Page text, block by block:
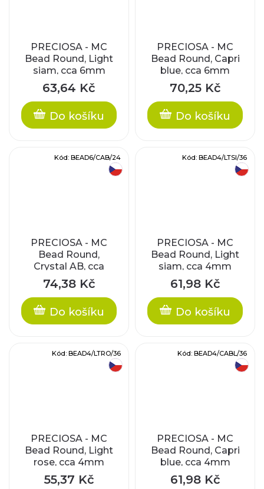
PRECIOSA - MC
Bead Round, Light
siam, cca 6mm
63,64 Kč
Do košíku
PRECIOSA - MC
Bead Round, Capri
blue, cca 6mm
70,25 Kč
Do košíku
PRECIOSA - MC
Bead Round,
Crystal AB, cca
6mm
74,38 Kč
Do košíku
Kód: BEAD6/CAB/24
PRECIOSA - MC
Bead Round, Light
siam, cca 4mm
61,98 Kč
Do košíku
Kód: BEAD4/LTSI/36
PRECIOSA - MC
Bead Round, Light
rose, cca 4mm
55,37 Kč
Kód: BEAD4/LTRO/36
PRECIOSA - MC
Bead Round, Capri
blue, cca 4mm
61,98 Kč
Kód: BEAD4/CABL/36